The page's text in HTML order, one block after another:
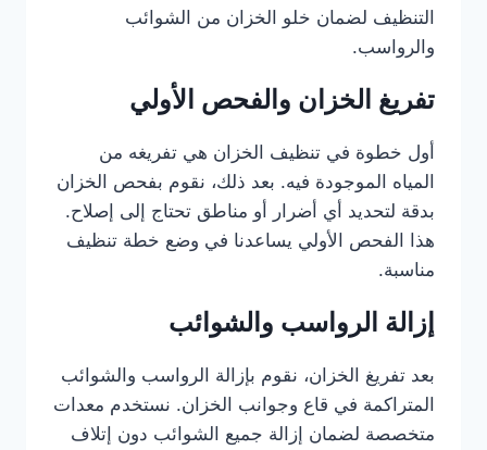
التنظيف لضمان خلو الخزان من الشوائب
والرواسب.
تفريغ الخزان والفحص الأولي
أول خطوة في تنظيف الخزان هي تفريغه من
المياه الموجودة فيه. بعد ذلك، نقوم بفحص الخزان
بدقة لتحديد أي أضرار أو مناطق تحتاج إلى إصلاح.
هذا الفحص الأولي يساعدنا في وضع خطة تنظيف
مناسبة.
إزالة الرواسب والشوائب
بعد تفريغ الخزان، نقوم بإزالة الرواسب والشوائب
المتراكمة في قاع وجوانب الخزان. نستخدم معدات
متخصصة لضمان إزالة جميع الشوائب دون إتلاف